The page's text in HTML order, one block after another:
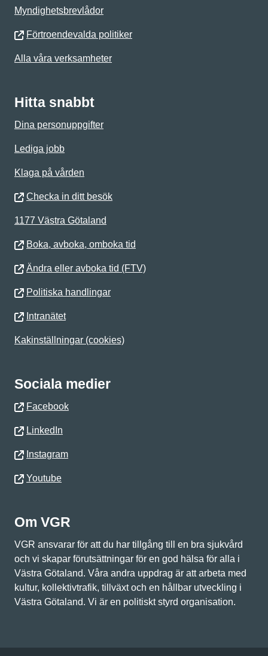
Myndighetsbrevlådor
Förtroendevalda politiker
Alla våra verksamheter
Hitta snabbt
Dina personuppgifter
Lediga jobb
Klaga på vården
Checka in ditt besök
1177 Västra Götaland
Boka, avboka, omboka tid
Ändra eller avboka tid (FTV)
Politiska handlingar
Intranätet
Kakinställningar (cookies)
Sociala medier
Facebook
LinkedIn
Instagram
Youtube
Om VGR
VGR ansvarar för att du har tillgång till en bra sjukvård
och vi skapar förutsättningar för en god hälsa för alla i
Västra Götaland. Våra andra uppdrag är att arbeta med
kultur, kollektivtrafik, tillväxt och en hållbar utveckling i
Västra Götaland. Vi är en politiskt styrd organisation.